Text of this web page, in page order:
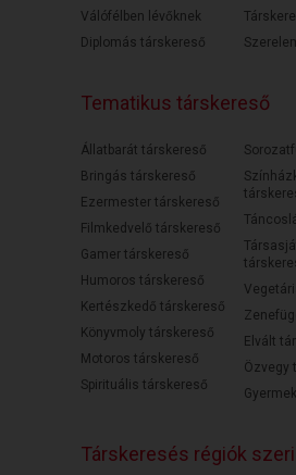
Válófélben lévőknek
Diplomás társkereső
Tematikus társkereső
Állatbarát társkereső
Bringás társkereső
Ezermester társkereső
Filmkedvelő társkereső
Gamer társkereső
Humoros társkereső
Kertészkedő társkereső
Könyvmoly társkereső
Motoros társkereső
Spirituális társkereső
Elvált
Özvegy
Társkeresés régiók